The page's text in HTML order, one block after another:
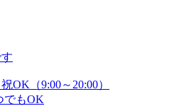
OK（9:00～20:00）
でもOK